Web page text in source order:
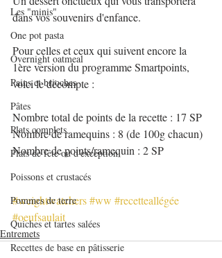
Les "minis"
One pot pasta
Overnight oatmeal
Pains et brioches
Pâtes
Plats complets
Plats de fête ou d'exception
Poissons et crustacés
Pommes de terre
Quiches et tartes salées
Recettes de base en pâtisserie
dans vos souvenirs d'enfance.
Pour celles et ceux qui suivent encore la
1ère version du programme Smartpoints,
voici le décompte :
Nombre total de points de la recette : 17 SP
Nombre de ramequins : 8 (de 100g chacun)
Nombre de points/ramequin : 2 SP
#weightwatchers#ww #recetteallégée
#oeufsaulait
Entremets